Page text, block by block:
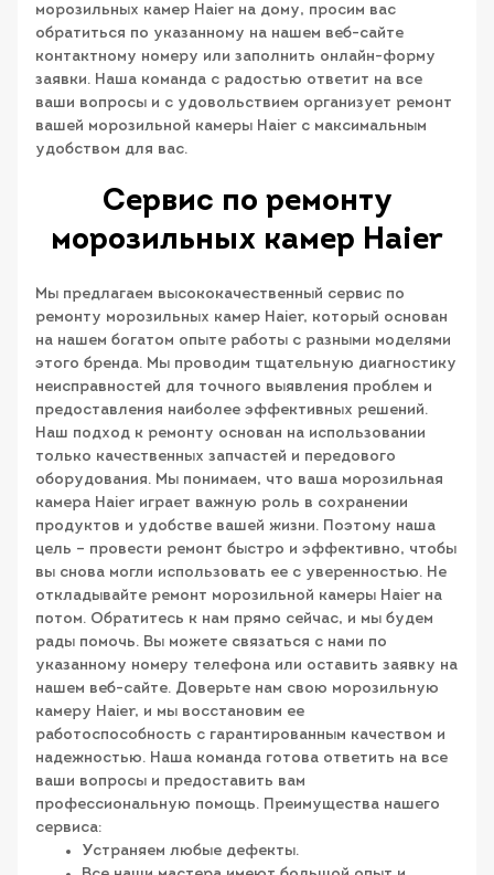
морозильных камер Haier на дому, просим вас
обратиться по указанному на нашем веб-сайте
контактному номеру или заполнить онлайн-форму
заявки. Наша команда с радостью ответит на все
ваши вопросы и с удовольствием организует ремонт
вашей морозильной камеры Haier с максимальным
удобством для вас.
Сервис по ремонту
морозильных камер Haier
Мы предлагаем высококачественный сервис по
ремонту морозильных камер Haier, который основан
на нашем богатом опыте работы с разными моделями
этого бренда. Мы проводим тщательную диагностику
неисправностей для точного выявления проблем и
предоставления наиболее эффективных решений.
Наш подход к ремонту основан на использовании
только качественных запчастей и передового
оборудования. Мы понимаем, что ваша морозильная
камера Haier играет важную роль в сохранении
продуктов и удобстве вашей жизни. Поэтому наша
цель – провести ремонт быстро и эффективно, чтобы
вы снова могли использовать ее с уверенностью. Не
откладывайте ремонт морозильной камеры Haier на
потом. Обратитесь к нам прямо сейчас, и мы будем
рады помочь. Вы можете связаться с нами по
указанному номеру телефона или оставить заявку на
нашем веб-сайте. Доверьте нам свою морозильную
камеру Haier, и мы восстановим ее
работоспособность с гарантированным качеством и
надежностью. Наша команда готова ответить на все
ваши вопросы и предоставить вам
профессиональную помощь. Преимущества нашего
сервиса:
Устраняем любые дефекты.